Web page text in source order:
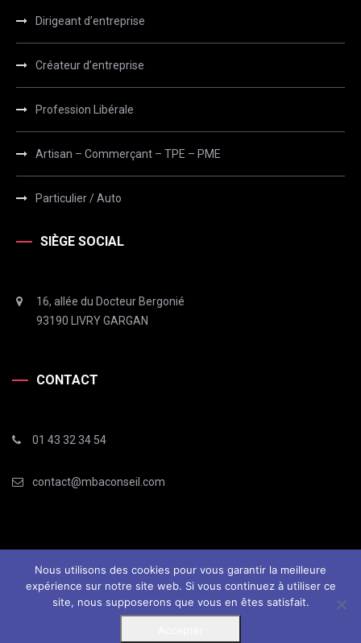
Dirigeant d’entreprise
Créateur d’entreprise
Profession Libérale
Artisan – Commerçant – TPE – PME
Particulier / Auto
SIÈGE SOCIAL
16, allée du Docteur Bergonié
93190 LIVRY GARGAN
CONTACT
01 43 32 34 54
contact@mbaconseil.com
© 2019 Audipros. Tous les droits sont réservés |
Nous utilisons des cookies pour vous garantir la meilleure
expérience sur notre site web. Si vous continuez à utiliser ce
site, nous supposerons que vous en êtes satisfait.